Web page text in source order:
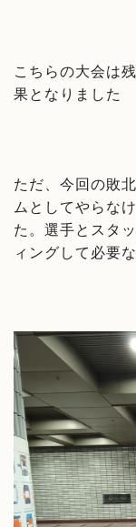
こちらの大会は
果となりました
ただ、今回の敗
ムとしてやらな
た。選手とスタ
ィングして必要